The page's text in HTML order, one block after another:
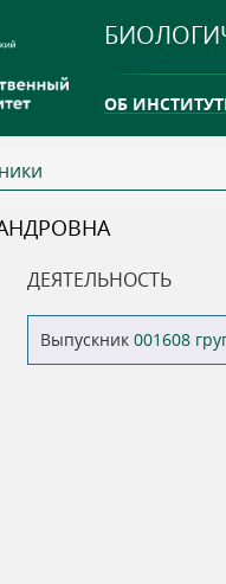
ОБ
ТГУ ОТКРЫЛ
ДЕЯТЕЛЬНОСТЬ
Выпускник 001608